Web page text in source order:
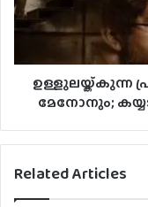
ഉള്ളുലയ്ക്കുന്ന
മേനോനും;
Related Articles